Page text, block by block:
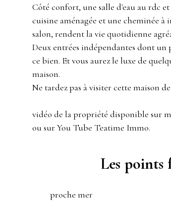
Côté confort, une salle d'eau au rdc
cuisine aménagée et une cheminée à
salon, rendent la vie quotidienne
Deux entrées indépendantes dont
ce bien. Et vous aurez le luxe de
maison.
Ne tardez pas à visiter cette maison
vidéo de la propriété disponible sur
ou sur You Tube Teatime Immo.
Les points
proche mer